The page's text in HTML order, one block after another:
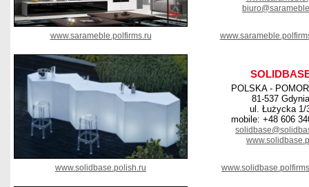
www.sarameble.polfirms.ru
POLSKA -
81-537 Gdynia
ul. Łużycka 1/
mobile: +48 606
www.solidbase.polish.ru